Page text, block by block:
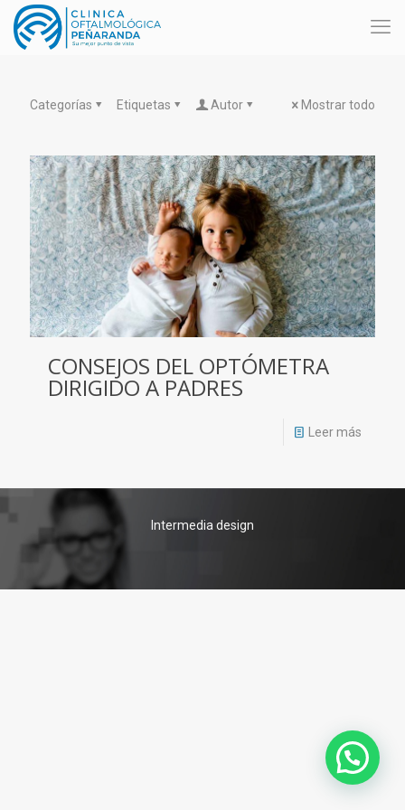
Categorías Etiquetas Autor Mostrar todo
CONSEJOS DEL OPTÓMETRA
DIRIGIDO A PADRES
Leer más
Intermedia design